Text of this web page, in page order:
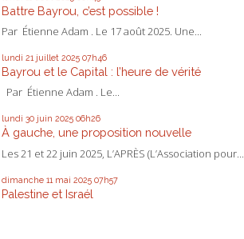
Battre Bayrou, c’est possible !
Par Étienne Adam . Le 17 août 2025. Une...
lundi 21 juillet 2025 07h46
Bayrou et le Capital : l’heure de vérité
Par Étienne Adam . Le...
lundi 30 juin 2025 06h26
À gauche, une proposition nouvelle
Les 21 et 22 juin 2025, L’APRÈS (L’Association pour...
dimanche 11 mai 2025 07h57
Palestine et Israél